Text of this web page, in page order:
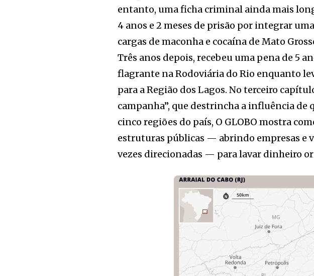
entanto, uma ficha criminal ainda mais
4 anos e 2 meses de prisão por integrar
cargas de maconha e cocaína de Mato
Três anos depois, recebeu uma pena de 5
flagrante na Rodoviária do Rio enquanto
para a Região dos Lagos. No terceiro
campanha”, que destrincha a influência
cinco regiões do país, O GLOBO mostra
estruturas públicas — abrindo empresas e
vezes direcionadas — para lavar dinheiro